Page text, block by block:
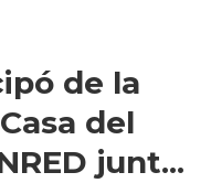
de la
del
junt...